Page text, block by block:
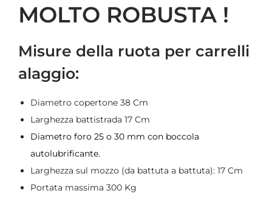
MOLTO ROBUSTA !
Misure della ruota per carrelli
alaggio:
Diametro copertone 38 Cm
Larghezza battistrada 17 Cm
Diametro foro 25 o 30 mm con boccola
autolubrificante.
Larghezza sul mozzo (da battuta a battuta): 17 Cm
Portata massima 300 Kg